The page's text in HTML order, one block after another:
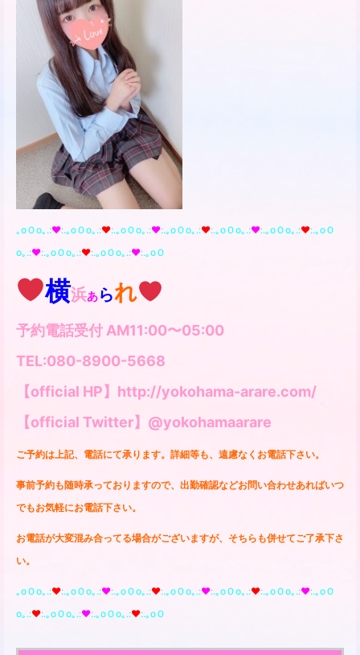
｡oＯo｡.:♥️:.｡oＯo｡.:♥️:.｡oＯo｡.:♥️:.｡oＯo｡.:♥️:.｡oＯo｡.:♥️:.｡oＯo｡.:♥️:.｡oＯ
o｡.:♥️:.｡oＯo｡.:♥️:.｡oＯo｡.:♥️:.｡oＯ
横浜あられ
予約電話受付 AM11:00〜05:00
TEL:080-8900-5668
【official HP】http://yokohama-arare.com/
【official Twitter】@yokohamaarare
ご予約は上記、電話にて承ります。 詳細等も、遠慮なくお電話下さい。
事前予約も随時承っておりますので、出勤確認などお問い合わせあればいつ
でもお気軽にお電話下さい。
お電話が大変混み合ってる場合がございますが、そちらも併せてご了承下さ
い。
｡oＯo｡.:♥️:.｡oＯo｡.:♥️:.｡oＯo｡.:♥️:.｡oＯo｡.:♥️:.｡oＯo｡.:♥️:.｡oＯo｡.:♥️:.｡oＯ
o｡.:♥️:.｡oＯo｡.:♥️:.｡oＯo｡.:♥️:.｡oＯ